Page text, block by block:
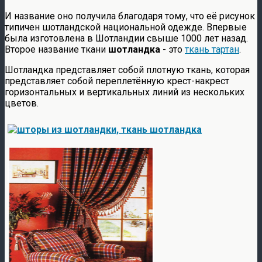
И название оно получила благодаря тому, что её рисунок
типичен шотландской национальной одежде. Впервые
была изготовлена в Шотландии свыше 1000 лет назад.
Второе название ткани шотландка - этоткань тартан.
Шотландка представляет собой плотную ткань, которая
представляет собой переплетённую крест-накрест
горизонтальных и вертикальных линий из нескольких
цветов.